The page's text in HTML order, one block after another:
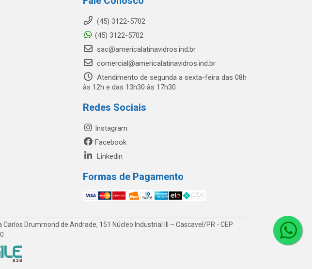
(45) 3122-5702
(45) 3122-5702
sac@americalatinavidros.ind.br
comercial@americalatinavidros.ind.br
Atendimento de segunda a sexta-feira das 08h
às 12h e das 13h30 às 17h30
Redes Sociais
Instagram
Facebook
Linkedin
Formas de Pagamento
Drummond de Andrade, 151 Núcleo Industrial III – Cascavel/PR - CEP